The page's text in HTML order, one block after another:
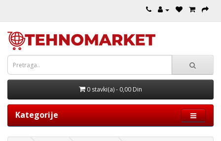
0 stavki(a) - 0,00 Din
Kategorije